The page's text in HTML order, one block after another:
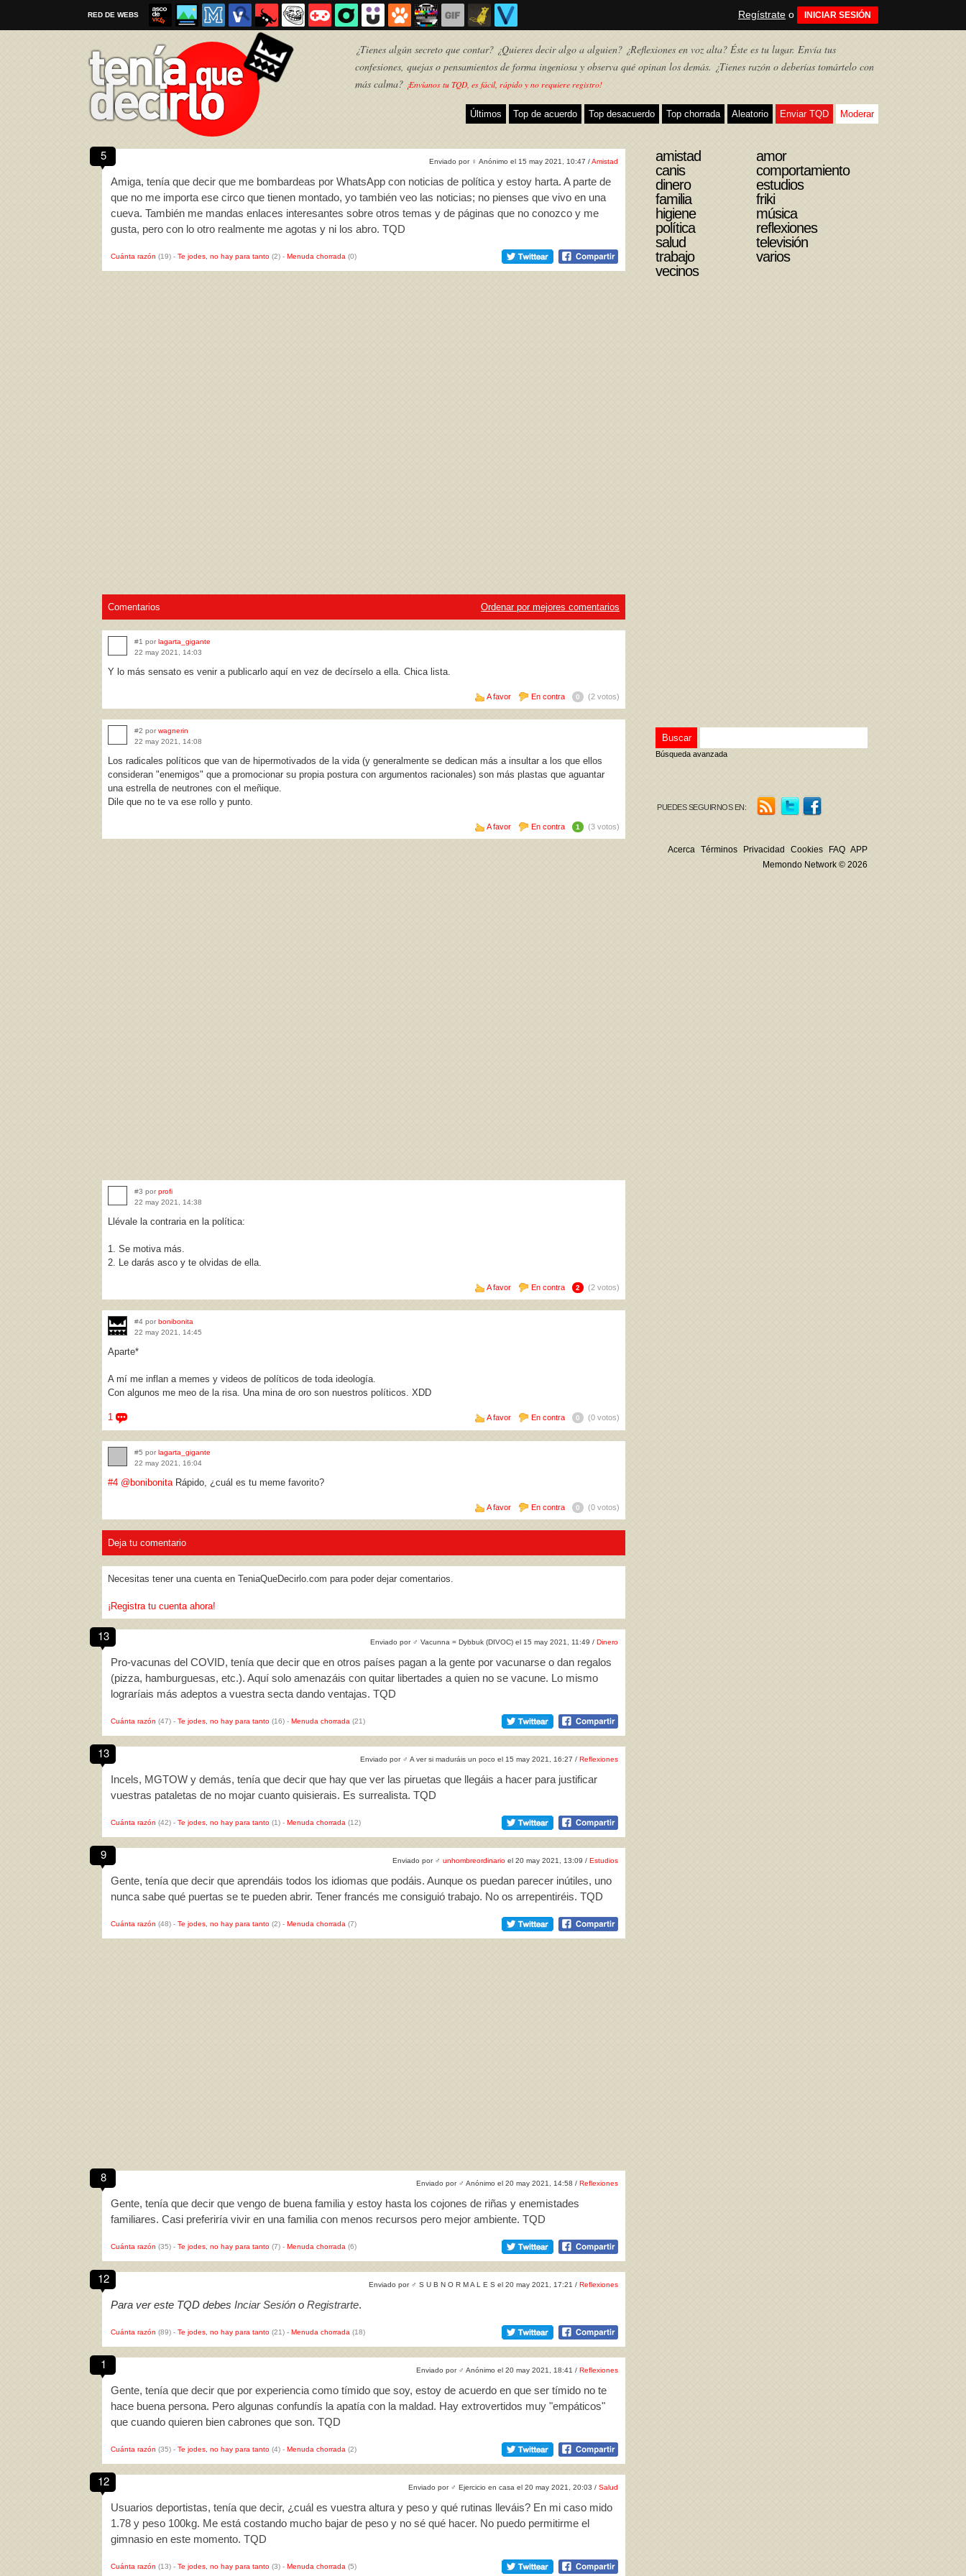
RED DE WEBS Regístrate o INICIAR SESIÓN
¿Tienes algún secreto que contar? ¿Quieres decir algo a alguien? ¿Reflexiones en voz alta? Éste es tu lugar. Envía tus
confesiones, quejas o pensamientos de forma ingeniosa y observa qué opinan los demás. ¿Tienes razón o deberías tomártelo con
más calma? ¡Envíanos tu TQD, es fácil, rápido y no requiere registro!
Últimos Top de acuerdo Top desacuerdo Top chorrada Aleatorio Enviar TQD Moderar
TQD
5 Enviado por ♀ Anónimo el 15 may 2021, 10:47 /Amistad
Amiga, tenía que decir que me bombardeas por WhatsApp con noticias de política y estoy harta. A parte de
que no me importa ese circo que tienen montado, yo también veo las noticias; no pienses que vivo en una
cueva. También me mandas enlaces interesantes sobre otros temas y de páginas que no conozco y me
gusta, pero con lo otro realmente me agotas y ni los abro. TQD
Cuánta razón (19) - Te jodes, no hay para tanto (2) - Menuda chorrada (0)
Comentarios Ordenar por mejores comentarios
#1 por lagarta_gigante
22 may 2021, 14:03
Y lo más sensato es venir a publicarlo aquí en vez de decírselo a ella. Chica lista.
A favor En contra 0 (2 votos)
#2 por wagnerin
22 may 2021, 14:08
Los radicales políticos que van de hipermotivados de la vida (y generalmente se dedican más a insultar a los que ellos
consideran "enemigos" que a promocionar su propia postura con argumentos racionales) son más plastas que aguantar
una estrella de neutrones con el meñique.
Dile que no te va ese rollo y punto.
A favor En contra 1 (3 votos)
#3 por profi
22 may 2021, 14:38
Llévale la contraria en la política:
1. Se motiva más.
2. Le darás asco y te olvidas de ella.
A favor En contra 2 (2 votos)
#4 por bonibonita
22 may 2021, 14:45
Aparte*
A mí me inflan a memes y videos de políticos de toda ideología.
Con algunos me meo de la risa. Una mina de oro son nuestros políticos. XDD
1 A favor En contra 0 (0 votos)
#5 por lagarta_gigante
22 may 2021, 16:04
#4 @bonibonitaRápido, ¿cuál es tu meme favorito?
A favor En contra 0 (0 votos)
Deja tu comentario
Necesitas tener una cuenta en TeniaQueDecirlo.com para poder dejar comentarios.
¡Registra tu cuenta ahora!
13 Enviado por ♂ Vacunna = Dybbuk (DIVOC) el 15 may 2021, 11:49 / Dinero
Pro-vacunas del COVID, tenía que decir que en otros países pagan a la gente por vacunarse o dan regalos
(pizza, hamburguesas, etc.). Aquí solo amenazáis con quitar libertades a quien no se vacune. Lo mismo
lograríais más adeptos a vuestra secta dando ventajas. TQD
Cuánta razón (47) - Te jodes, no hay para tanto (16) - Menuda chorrada (21)
13 Enviado por ♂ A ver si maduráis un poco el 15 may 2021, 16:27 / Reflexiones
Incels, MGTOW y demás, tenía que decir que hay que ver las piruetas que llegáis a hacer para justificar
vuestras pataletas de no mojar cuanto quisierais. Es surrealista. TQD
Cuánta razón (42) - Te jodes, no hay para tanto (1) - Menuda chorrada (12)
9 Enviado por ♂ unhombreordinario el 20 may 2021, 13:09 / Estudios
Gente, tenía que decir que aprendáis todos los idiomas que podáis. Aunque os puedan parecer inútiles, uno
nunca sabe qué puertas se te pueden abrir. Tener francés me consiguió trabajo. No os arrepentiréis. TQD
Cuánta razón (48) - Te jodes, no hay para tanto (2) - Menuda chorrada (7)
8 Enviado por ♂ Anónimo el 20 may 2021, 14:58 / Reflexiones
Gente, tenía que decir que vengo de buena familia y estoy hasta los cojones de riñas y enemistades
familiares. Casi preferiría vivir en una familia con menos recursos pero mejor ambiente. TQD
Cuánta razón (35) - Te jodes, no hay para tanto (7) - Menuda chorrada (6)
12 Enviado por ♂ S U B N O R M A L E S el 20 may 2021, 17:21 / Reflexiones
Para ver este TQD debes Inciar Sesión o Registrarte.
Cuánta razón (89) - Te jodes, no hay para tanto (21) - Menuda chorrada (18)
1 Enviado por ♂ Anónimo el 20 may 2021, 18:41 / Reflexiones
Gente, tenía que decir que por experiencia como tímido que soy, estoy de acuerdo en que ser tímido no te
hace buena persona. Pero algunas confundís la apatía con la maldad. Hay extrovertidos muy "empáticos"
que cuando quieren bien cabrones que son. TQD
Cuánta razón (35) - Te jodes, no hay para tanto (4) - Menuda chorrada (2)
12 Enviado por ♂ Ejercicio en casa el 20 may 2021, 20:03 / Salud
Usuarios deportistas, tenía que decir, ¿cuál es vuestra altura y peso y qué rutinas lleváis? En mi caso mido
1.78 y peso 100kg. Me está costando mucho bajar de peso y no sé qué hacer. No puedo permitirme el
gimnasio en este momento. TQD
Cuánta razón (13) - Te jodes, no hay para tanto (3) - Menuda chorrada (5)
amistad
amor
canis
comportamiento
dinero
estudios
familia
friki
higiene
música
política
reflexiones
salud
televisión
trabajo
varios
vecinos
Búsqueda avanzada
PUEDES SEGUIRNOS EN:
Acerca Términos Privacidad Cookies FAQ APP
Memondo Network © 2026